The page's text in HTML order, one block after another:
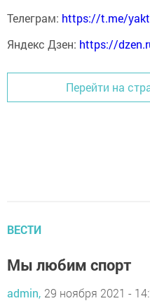
Телеграм: https://t.me/
Яндекс Дзен: https://
Перейти на
ВЕСТИ
Мы любим спорт
admin, 29 ноября 2021 -